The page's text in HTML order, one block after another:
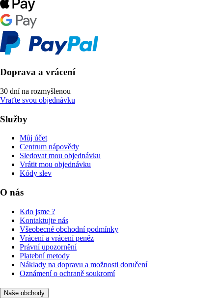
Doprava a vrácení
30 dní na rozmyšlenou
Vraťte svou objednávku
Služby
Můj účet
Centrum nápovědy
Sledovat mou objednávku
Vrátit mou objednávku
Kódy slev
O nás
Kdo jsme ?
Kontaktujte nás
Všeobecné obchodní podmínky
Vrácení a vrácení peněz
Právní upozornění
Platební metody
Náklady na dopravu a možnosti doručení
Oznámení o ochraně soukromí
Naše obchody